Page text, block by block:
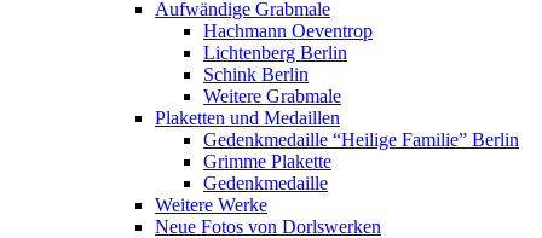
Aufwändige Grabmale
Hachmann Oeventrop
Lichtenberg Berlin
Schink Berlin
Weitere Grabmale
Plaketten und Medaillen
Gedenkmedaille “Heilige Familie” Berlin
Grimme Plakette
Gedenkmedaille
Weitere Werke
Neue Fotos von Dorlswerken